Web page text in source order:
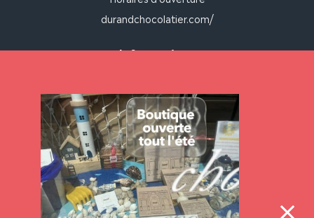
durandchocolatier.com/
Informations
Mon panier
Livraison et paiement
Mentions légales
CGV
Mentions légales